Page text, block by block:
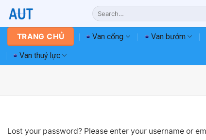
đến
nội
dung
Search
for:
TRANG CHỦ Van cổng Van bướm
Van thuỷ lực
Lost your password? Please enter your username or